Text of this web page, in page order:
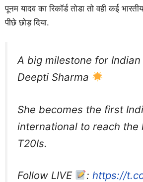
पूनम यादव का रिकॉर्ड तोडा तो वही कई
पीछे छोड़ दिया.
A big milestone for
Deepti Sharma
She becomes the first
international to reach the
T20Is.
Follow LIVE :https://